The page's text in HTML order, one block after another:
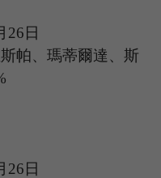
26 日
帕、瑪蒂爾達、斯
26 日